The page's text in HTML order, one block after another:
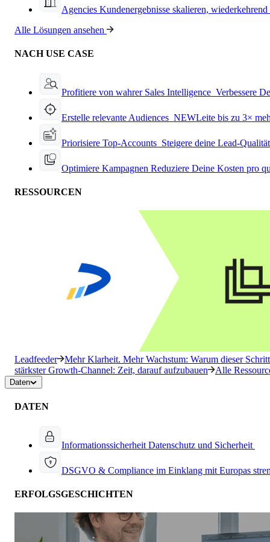
Agencies Kundenergebnisse skalieren,
Alle Lösungen ansehen
NACH USE CASE
Profitiere von wahrer Sales Intelligence Verbessere
Erstelle relevante Audiences NEWLeite bis zu 3×
Priorisiere Top-Accounts Steigere deine Lead-
Optimiere Kampagnen Reduziere Deine Kosten pro
RESSOURCEN
Leadfeeder
Mehr Klarheit. Mehr Wachstum: Warum dieser
stärkster Growth-Channel: Zeit, darauf aufzubauen
Alle
Daten
DATEN
Informationssicherheit Datenschutz und Sicherheit
DSGVO & Compliance im Einklang mit Europas
ERFOLGSGESCHICHTEN